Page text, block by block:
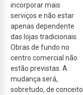
incorporar mais
serviços e não estar
apenas dependente
das lojas tradicionais.
Obras de fundo no
centro comercial não
estão previstas. A
mudança será,
sobretudo, de conceito